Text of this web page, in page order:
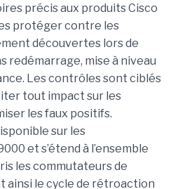
précis aux produits Cisco
protéger contre les
découvertes lors de
redémarrage, mise à niveau
Les contrôles sont ciblés
tout impact sur les
les faux positifs.
sur les
et s’étend à l’ensemble
les commutateurs de
ainsi le cycle de rétroaction